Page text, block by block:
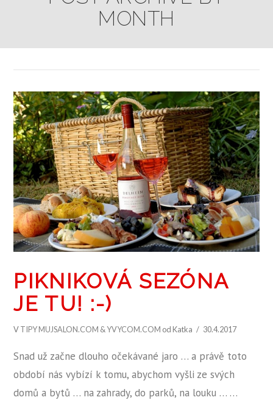
MONTH
PIKNIKOVÁ SEZÓNA
JE TU! :-)
VTIPY MUJSALON.COM & YVYCOM.COM od Katka 30.4.2017
Snad už začne dlouho očekávané jaro … a právě toto
období nás vybízí k tomu, abychom vyšli ze svých
domů a bytů … na zahrady, do parků, na louku … …